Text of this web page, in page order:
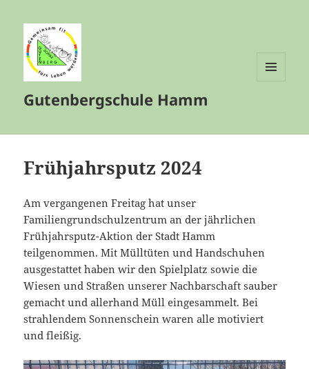
Gutenbergschule Hamm
Frühjahrsputz 2024
Am vergangenen Freitag hat unser
Familiengrundschulzentrum an der jährlichen
Frühjahrsputz-Aktion der Stadt Hamm
teilgenommen. Mit Mülltüten und Handschuhen
ausgestattet haben wir den Spielplatz sowie die
Wiesen und Straßen unserer Nachbarschaft sauber
gemacht und allerhand Müll eingesammelt. Bei
strahlendem Sonnenschein waren alle motiviert
und fleißig.